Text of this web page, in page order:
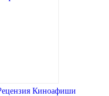
Киноафиши